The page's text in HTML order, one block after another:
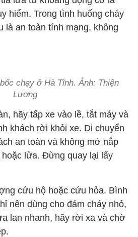
hiểm. Trong tình huống cháy
là an toàn tính mạng, không
chạy ở Hà Tĩnh. Ảnh: Thiện
Lương
hãy tấp xe vào lề, tắt máy và
khách rời khỏi xe. Di chuyển
an toàn và không mở nắp
lửa. Đừng quay lại lấy
cứu hộ hoặc cứu hỏa. Bình
nên dùng cho đám cháy nhỏ,
lan nhanh, hãy rời xa và chờ